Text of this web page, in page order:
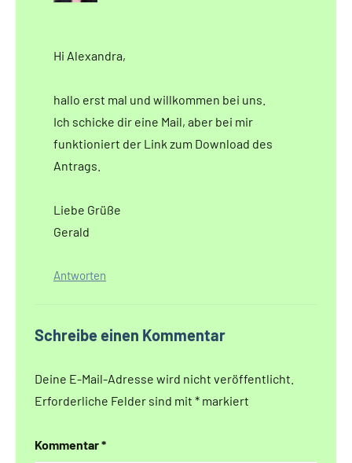
Hi Alexandra,
hallo erst mal und willkommen bei uns.
Ich schicke dir eine Mail, aber bei mir
funktioniert der Link zum Download des
Antrags.
Liebe Grüße
Gerald
Antworten
Schreibe einen Kommentar
Deine E-Mail-Adresse wird nicht veröffentlicht.
Erforderliche Felder sind mit * markiert
Kommentar*